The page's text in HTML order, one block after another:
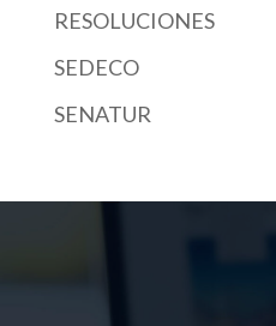
RESOLUCIONES
SEDECO
SENATUR